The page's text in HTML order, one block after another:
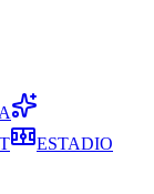
ESTADIO